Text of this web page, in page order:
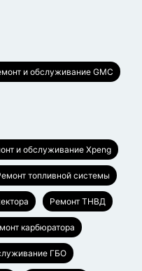
и обслуживание GMC
и обслуживание Xpeng
топливной системы
Ремонт ТНВД
карбюратора
ГБО